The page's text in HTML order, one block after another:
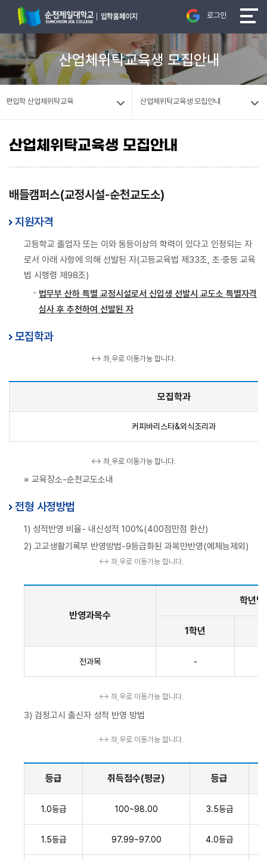
로그인
산업체위탁교육생 모집안내
편입학 산업체위탁교육 산업체위탁교육생 모집안내
산업체위탁교육생 모집안내
배들캠퍼스(교정시설-순천교도소)
지원자격
고등학교 졸업자 또는 이와 동등이상의 학력이 있다고 인정되는 자
로서 아래 사항에 의해 선발된 자(고등교육법 제33조, 초·중등 교육
법 시행령 제98조)
법무부 산하 특별 교정시설로서 신입생 선발시 교도소 특별자격
심사 후 추천하여 선발된 자
모집학과
↔ 좌,우로 이동가능 합니다.
모집학과
커피바리스타&외식조리과
↔ 좌,우로 이동가능 합니다.
※ 교육장소-순천교도소내
전형 사정방법
1) 성적반영 비율- 내신성적 100%(400점만점 환산)
2) 고교생활기록부 반영방법-9등급화된 과목만반영(예체능제외)
↔ 좌,우로 이동가능 합니다.
반영과목수
학년
1학년
전과목 -
↔ 좌,우로 이동가능 합니다.
3) 검정고시 출신자 성적 반영 방법
↔ 좌,우로 이동가능 합니다.
등급 취득점수(평균) 등급
1.0등급 100~98.00 3.5등급
1.5등급 97.99~97.00 4.0등급